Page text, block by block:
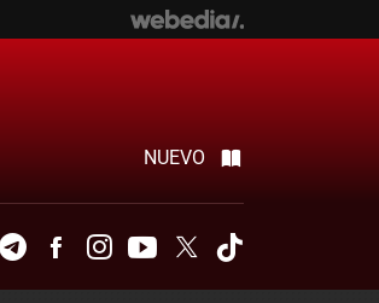
NUEVO
TelegramFacebookInstagramYoutubeTwitter